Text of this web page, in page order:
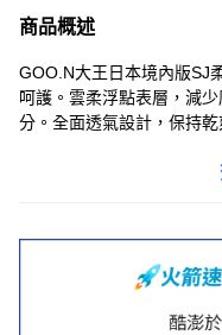
商品概述
GOO.N大王日本境內版SJ
呵護。雲柔浮點表層，減
分。全面透氣設計，保持